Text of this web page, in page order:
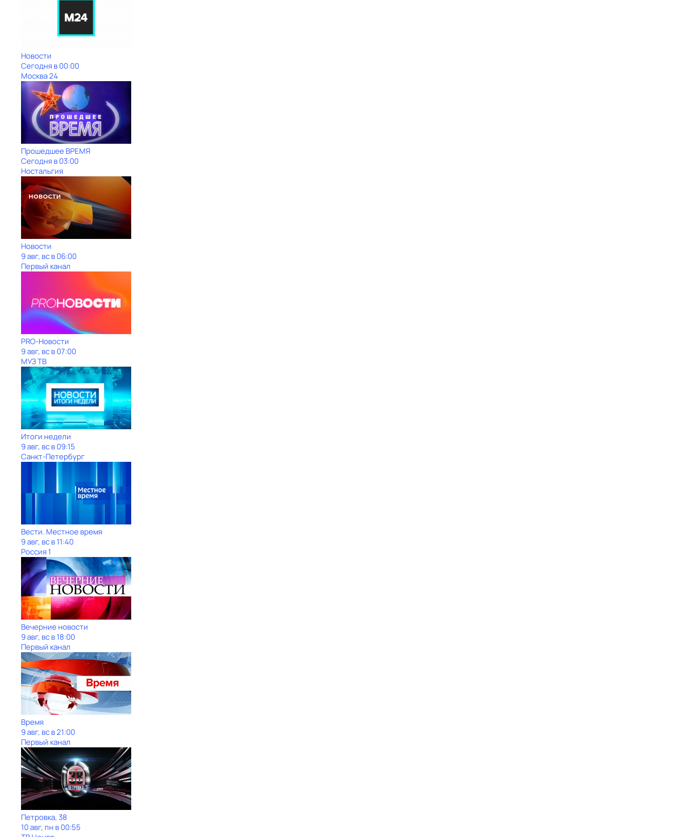
Новости
Сегодня в 00:00
Москва 24
Прошедшее ВРЕМЯ
Сегодня в 03:00
Ностальгия
Новости
9 авг, вс в 06:00
Первый канал
PRO-Новости
9 авг, вс в 07:00
МУЗ ТВ
Итоги недели
9 авг, вс в 09:15
Санкт-Петербург
Вести. Местное время
9 авг, вс в 11:40
Россия 1
Вечерние новости
9 авг, вс в 18:00
Первый канал
Время
9 авг, вс в 21:00
Первый канал
Петровка, 38
10 авг, пн в 00:55